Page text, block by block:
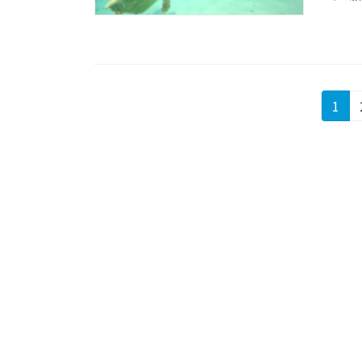
固
定
1